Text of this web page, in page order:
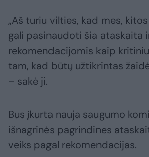
„Aš turiu vilties, kad mes,
gali pasinaudoti šia ataskaita
rekomendacijomis kaip
tam, kad būtų užtikrintas
– sakė ji.
Bus įkurta nauja saugumo
išnagrinės pagrindines
veiks pagal rekomendacijas.